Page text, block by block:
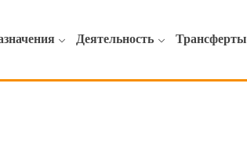
Деятельность Трансферты